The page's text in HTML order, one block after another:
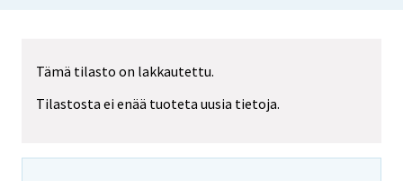
Tämä tilasto on lakkautettu.
Tilastosta ei enää tuoteta uusia tietoja.